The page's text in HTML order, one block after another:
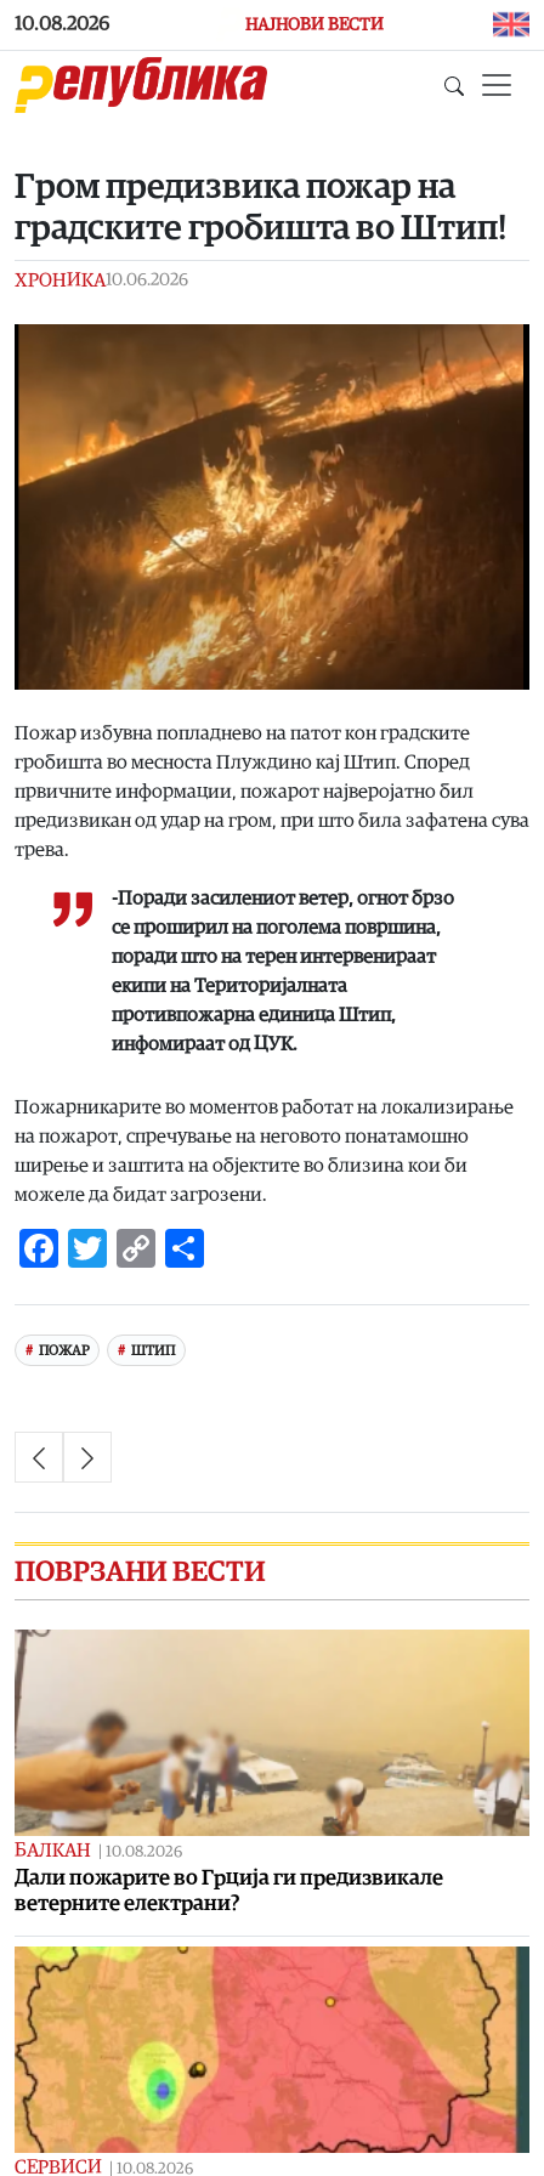
Skip to main content
10.08.2026 НАЈНОВИ ВЕСТИ
Гром предизвика пожар на
градските гробишта во Штип!
ХРОНИКА10.06.2026
Пожар избувна попладнево на патот кон градските
гробишта во месноста Плуждино кај Штип. Според
првичните информации, пожарот најверојатно бил
предизвикан од удар на гром, при што била зафатена сува
трева.
-Поради засилениот ветер, огнот брзо
се проширил на поголема површина,
поради што на терен интервенираат
екипи на Територијалната
противпожарна единица Штип,
инфомираат од ЦУК.
Пожарникарите во моментов работат на локализирање
на пожарот, спречување на неговото понатамошно
ширење и заштита на објектите во близина кои би
можеле да бидат загрозени.
Facebook
Twitter
Copy
ПОЖАР ШТИП
ПОВРЗАНИ ВЕСТИ
БАЛКАН 10.08.2026
Дали пожарите во Грција ги предизвикале
ветерните електрани?
СЕРВИСИ 10.08.2026